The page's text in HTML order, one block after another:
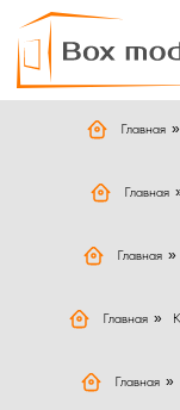
Главная »
Главная
Главная »
Главная »
Главная »